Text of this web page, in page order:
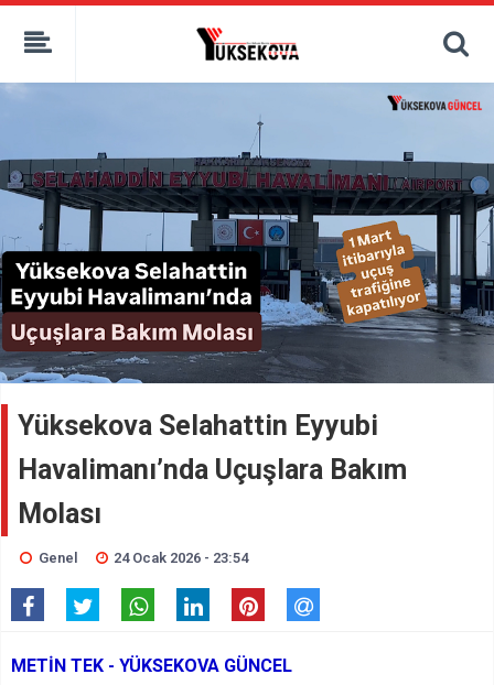
kaçak bahis
deneme bonusu
bahis siteleri
porno izle
Yüksekova Selahattin Eyyubi
Havalimanı’nda Uçuşlara Bakım
Molası
Genel 24 Ocak 2026 - 23:54
METİN TEK - YÜKSEKOVA GÜNCEL